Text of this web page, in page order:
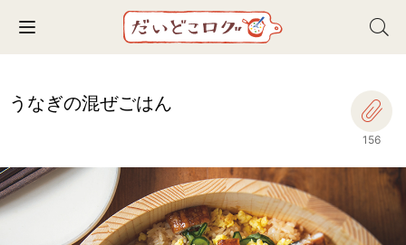
Toggle navigation
うなぎの混ぜごはん
156